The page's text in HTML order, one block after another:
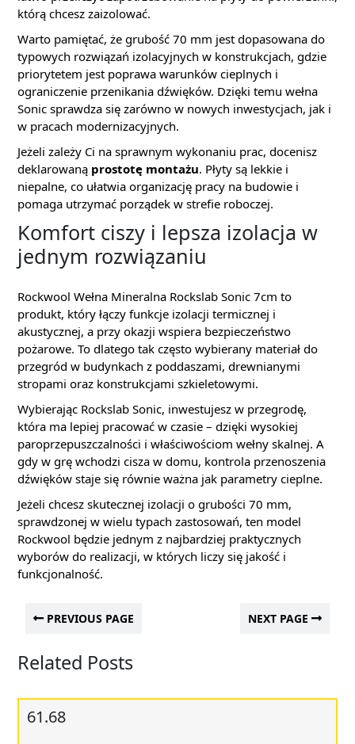
którą chcesz zaizolować.
Warto pamiętać, że grubość 70 mm jest dopasowana do
typowych rozwiązań izolacyjnych w konstrukcjach, gdzie
priorytetem jest poprawa warunków cieplnych i
ograniczenie przenikania dźwięków. Dzięki temu wełna
Sonic sprawdza się zarówno w nowych inwestycjach, jak i
w pracach modernizacyjnych.
Jeżeli zależy Ci na sprawnym wykonaniu prac, docenisz
deklarowaną prostotę montażu. Płyty są lekkie i
niepalne, co ułatwia organizację pracy na budowie i
pomaga utrzymać porządek w strefie roboczej.
Komfort ciszy i lepsza izolacja w
jednym rozwiązaniu
Rockwool Wełna Mineralna Rockslab Sonic 7cm to
produkt, który łączy funkcje izolacji termicznej i
akustycznej, a przy okazji wspiera bezpieczeństwo
pożarowe. To dlatego tak często wybierany materiał do
przegród w budynkach z poddaszami, drewnianymi
stropami oraz konstrukcjami szkieletowymi.
Wybierając Rockslab Sonic, inwestujesz w przegrodę,
która ma lepiej pracować w czasie – dzięki wysokiej
paroprzepuszczalności i właściwościom wełny skalnej. A
gdy w grę wchodzi cisza w domu, kontrola przenoszenia
dźwięków staje się równie ważna jak parametry cieplne.
Jeżeli chcesz skutecznej izolacji o grubości 70 mm,
sprawdzonej w wielu typach zastosowań, ten model
Rockwool będzie jednym z najbardziej praktycznych
wyborów do realizacji, w których liczy się jakość i
funkcjonalność.
PREVIOUS PAGE NEXT PAGE
Related Posts
61.68